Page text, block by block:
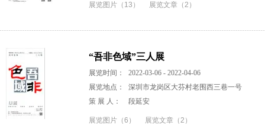
展览图片（13） 展览文章（2）
“吾非色域”三人展
展览时间：
2022-03-06 - 2022-04-06
展览地点：
深圳市龙岗区大芬村老围西三巷一号
策 展 人：
段延安
展览图片（6） 展览文章（2）